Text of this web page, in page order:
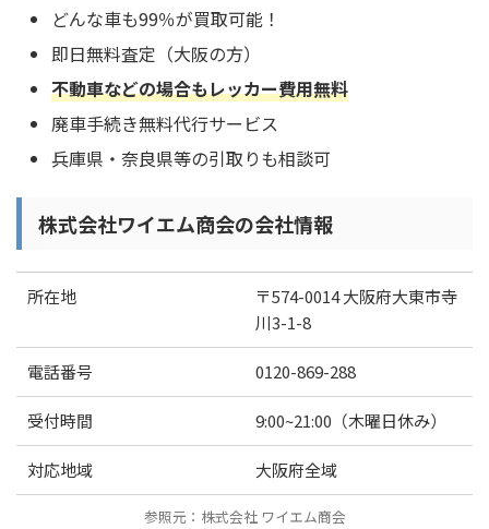
どんな車も99％が買取可能！
即日無料査定（大阪の方）
不動車などの場合もレッカー費用無料
廃車手続き無料代行サービス
兵庫県・奈良県等の引取りも相談可
株式会社ワイエム商会の会社情報
所在地
〒574-0014 大阪府大東市寺
川3-1-8
電話番号 0120-869-288
受付時間 9:00~21:00（木曜日休み）
対応地域 大阪府全域
参照元：株式会社 ワイエム商会